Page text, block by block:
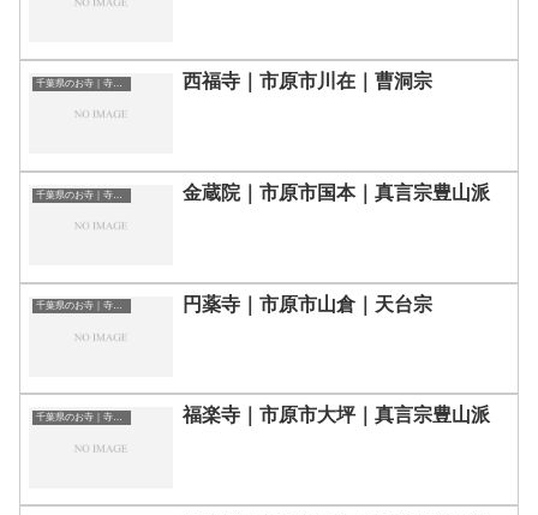
千葉県のお寺｜寺院一覧 西福寺｜市原市川在｜曹洞宗
千葉県のお寺｜寺院一覧 金蔵院｜市原市国本｜真言宗豊山派
千葉県のお寺｜寺院一覧 円薬寺｜市原市山倉｜天台宗
千葉県のお寺｜寺院一覧 福楽寺｜市原市大坪｜真言宗豊山派